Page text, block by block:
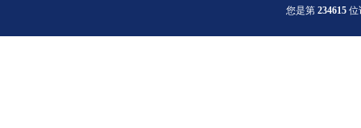
您是第234615 位